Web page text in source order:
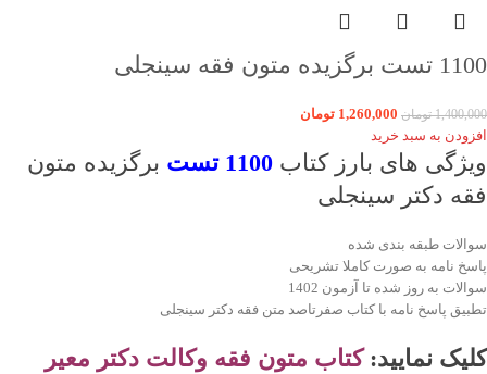
1100 تست برگزیده متون فقه سینجلی
1,400,000 تومان 1,260,000 تومان
افزودن به سبد خرید
ویژگی های بارز کتاب 1100 تست
برگزیده متون
فقه دکتر سینجلی
سوالات طبقه بندی شده
پاسخ نامه به صورت کاملا تشریحی
سوالات به روز شده تا آزمون 1402
تطبیق پاسخ نامه با کتاب صفرتاصد متن فقه دکتر سینجلی
کلیک نمایید: کتاب متون فقه وکالت دکتر معیر